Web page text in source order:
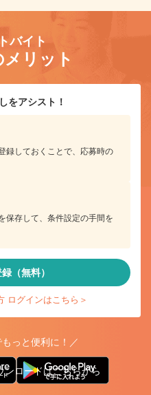
バイト
リット
をアシスト！
録しておくことで、応募時の
保存して、条件設定の手間を
（無料）
ログインはこちら＞
っと便利に！／
ンロードはこちらから